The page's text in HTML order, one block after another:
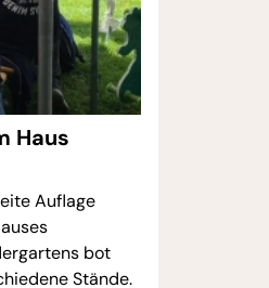
Haus
Auflage
bot
Stände.